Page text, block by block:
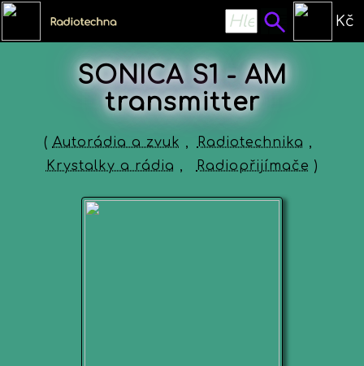
Kč
SONICA S1 - AM
transmitter
( Autorádia a zvuk , Radiotechnika ,
Krystalky a rádia , Radiopřijímače )